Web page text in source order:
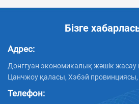
Бізге
Адрес:
Донггуан экономикалық жәшік
Цанчжоу қаласы, Хэбэй
Телефон: